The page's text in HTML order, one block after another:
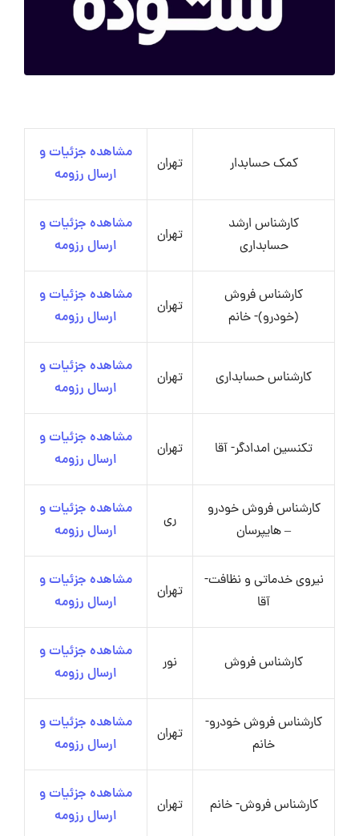
کمک حسابدار تهران
مشاهده جزئیات و
ارسال رزومه
کارشناس ارشد
حسابداری
تهران
مشاهده جزئیات و
ارسال رزومه
کارشناس فروش
(خودرو)- خانم
تهران
مشاهده جزئیات و
ارسال رزومه
کارشناس حسابداری تهران
مشاهده جزئیات و
ارسال رزومه
تکنسین امدادگر- آقا تهران
مشاهده جزئیات و
ارسال رزومه
کارشناس فروش خودرو
– هایپرسان
ری
مشاهده جزئیات و
ارسال رزومه
نیروی خدماتی و نظافت-
آقا
تهران
مشاهده جزئیات و
ارسال رزومه
کارشناس فروش نور
مشاهده جزئیات و
ارسال رزومه
کارشناس فروش خودرو-
خانم
تهران
مشاهده جزئیات و
ارسال رزومه
کارشناس فروش- خانم تهران
مشاهده جزئیات و
ارسال رزومه